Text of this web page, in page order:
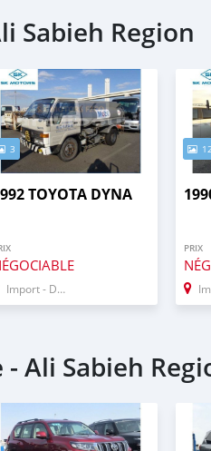
Sabieh Region
3
TOYOTA DYNA
Import - Dubai
12
PRIX
Ali Sabieh